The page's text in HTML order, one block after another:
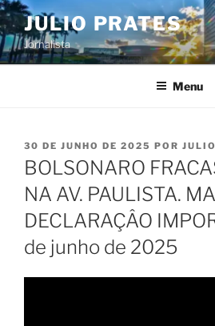
Pular
para
o
conteúdo
JULIO PRATES
Jornalista
Menu
PUBLICADO
EM
30 DE JUNHO DE 2025 POR
BOLSONARO
NA AV. PAULISTA.
DECLARAÇÂO
de junho de 2025